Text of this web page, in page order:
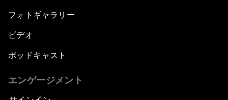
フォトギャラリー
ビデオ
ポッドキャスト
エンゲージメント